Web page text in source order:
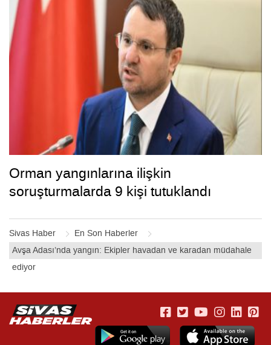
Sivas Haber
En Son Haberler
Avşa Adası’nda yangın: Ekipler havadan ve karadan müdahale
ediyor
Orman yangınlarına ilişkin
soruşturmalarda 9 kişi tutuklandı